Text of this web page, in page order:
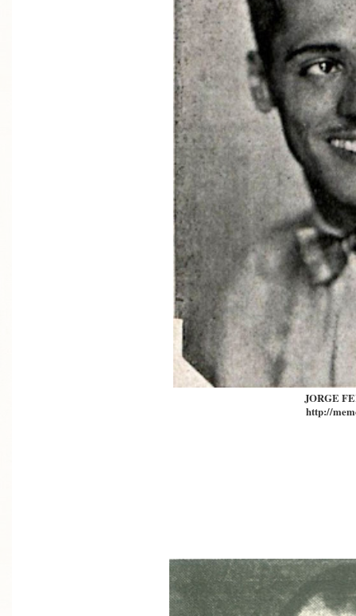
JORGE
http://